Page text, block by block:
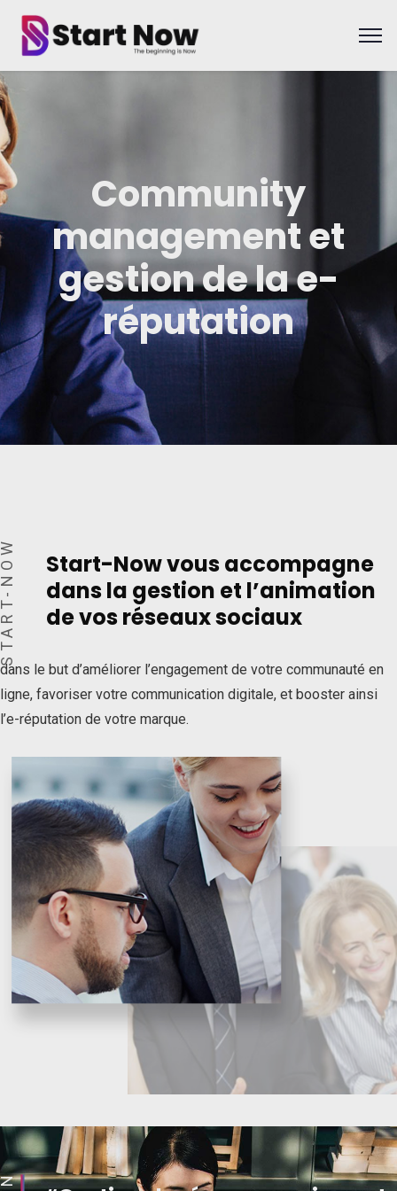
Community
management et
gestion de la e-
réputation
NOW
Start-Now vous accompagne
dans la gestion et l’animation
de vos réseaux sociaux
dans le but d’améliorer l’engagement de votre communauté en
ligne, favoriser votre communication digitale, et booster ainsi
l’e-réputation de votre marque.